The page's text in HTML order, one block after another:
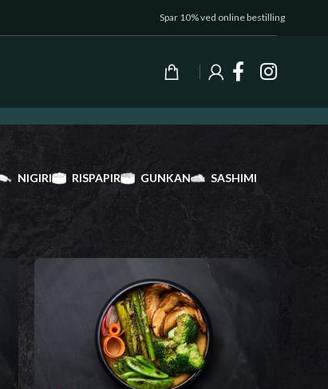
Spar 10% ved online bestilling
NIGIRI RISPAPIR GUNKAN
SASHIMI
36